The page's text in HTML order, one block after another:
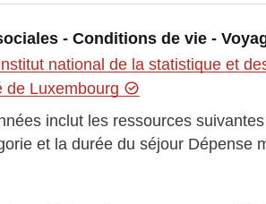
- Conditions de vie -
national de la statistique et
de Luxembourg
inclut les ressources
et la durée du séjour Dépense